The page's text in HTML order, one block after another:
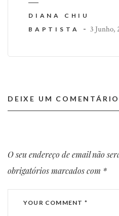
DIANA CHIU
BAPTISTA
- 3 Junho,
DEIXE UM COMENTÁRIO
O seu endereço de email não
obrigatórios marcados com *